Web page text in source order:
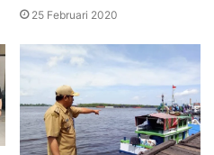
25 Februari 2020